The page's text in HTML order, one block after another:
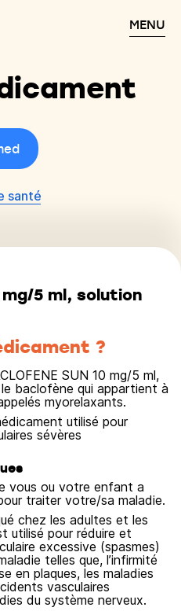
MENU
santé
mg/5 ml, solution
?
SUN 10 mg/5 ml,
baclofène qui appartient à
myorelaxants.
utilisé pour
sévères
vous ou votre enfant a
traiter votre/sa maladie.
chez les adultes et les
utilisé pour réduire et
excessive (spasmes)
telles que, l’infirmité
en plaques, les maladies
vasculaires
du système nerveux.